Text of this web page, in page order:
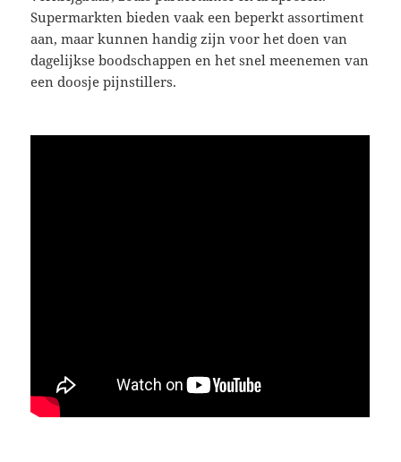
Supermarkten bieden vaak een beperkt assortiment
aan, maar kunnen handig zijn voor het doen van
dagelijkse boodschappen en het snel meenemen van
een doosje pijnstillers.